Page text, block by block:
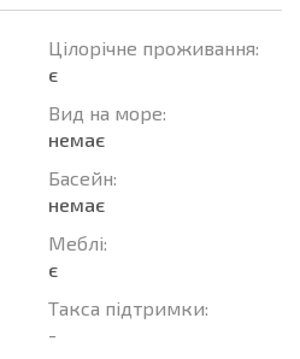
Цілорічне проживання:
є
Вид на море:
немає
Баcейн:
немає
Меблі:
є
Такса підтримки:
-